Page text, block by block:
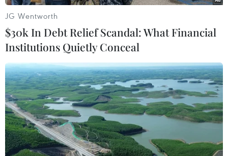
thủy đánh bộ Mỹ Trevor Reed, người bị kết án 9 năm tù
tại Nga.
JG Wentworth
$30k In Debt Relief Scandal: What Financial
Institutions Quietly Conceal